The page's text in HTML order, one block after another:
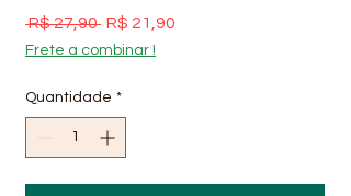
R$ 27,90 Preço normal
R$ 21,90
Frete a combinar !
Quantidade *